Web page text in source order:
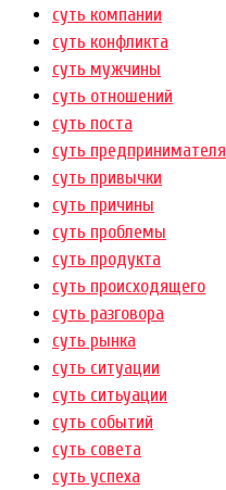
суть компании
суть конфликта
суть мужчины
суть отношений
суть поста
суть предпринимателя
суть привычки
суть причины
суть проблемы
суть продукта
суть происходящего
суть разговора
суть рынка
суть ситуации
суть ситьуации
суть событий
суть совета
суть успеха